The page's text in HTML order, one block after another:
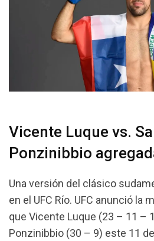
Vicente Luque vs.
Ponzinibbio
Una versión del clásico
en el UFC Río. UFC anunció la
que Vicente Luque (23 – 11 –
Ponzinibbio (30 – 9) este 11